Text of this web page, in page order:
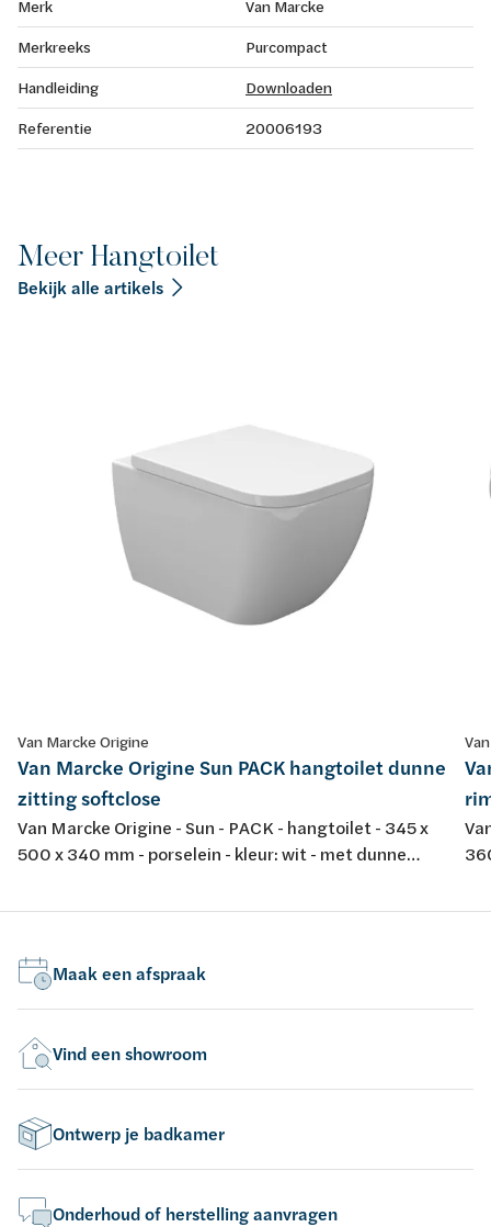
Merk
Van Marcke
Merkreeks
Purcompact
Handleiding
Downloaden
Referentie
20006193
Meer Hangtoilet
Bekijk alle artikels
Van Marcke Origine
Van Marcke Origine Sun PACK hangtoilet dunne
zitting softclose
Van Marcke Origine - Sun - PACK - hangtoilet - 345 x
500 x 340 mm - porselein - kleur: wit - met dunne
Maak een afspraak
Vind een showroom
Ontwerp je badkamer
Onderhoud of herstelling aanvragen